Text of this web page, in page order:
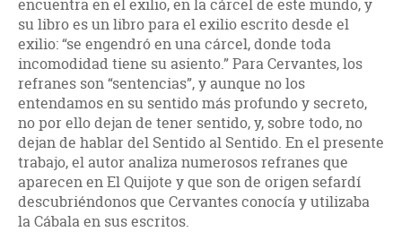
encuentra en el exilio, en la cárcel de este mundo, y
su libro es un libro para el exilio escrito desde el
exilio: “se engendró en una cárcel, donde toda
incomodidad tiene su asiento.” Para Cervantes, los
refranes son “sentencias”, y aunque no los
entendamos en su sentido más profundo y secreto,
no por ello dejan de tener sentido, y, sobre todo, no
dejan de hablar del Sentido al Sentido. En el presente
trabajo, el autor analiza numerosos refranes que
aparecen en El Quijote y que son de origen sefardí
descubriéndonos que Cervantes conocía y utilizaba
la Cábala en sus escritos.